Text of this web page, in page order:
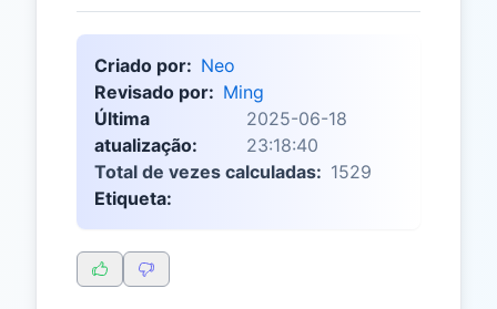
Criado por: Neo
Revisado por: Ming
Última
atualização:
2025-06-18
23:18:40
Total de vezes calculadas: 1529
Etiqueta: